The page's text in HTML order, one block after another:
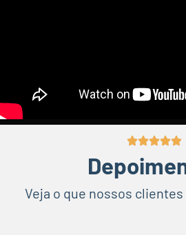
Veja o que nossos